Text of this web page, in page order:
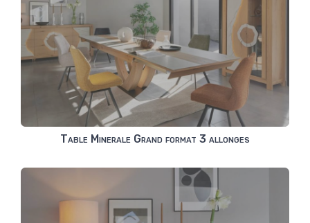
Table Minerale Grand format 3 allonges